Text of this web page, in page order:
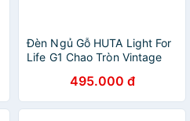
Đèn Ngủ Gỗ HUTA Light For
Life G1 Chao Tròn Vintage
Phòng Ngủ, Điều Chỉnh Độ
Sáng, Bóng Led Sáng Vàng
Tiết Kiệm Điện
495.000 đ